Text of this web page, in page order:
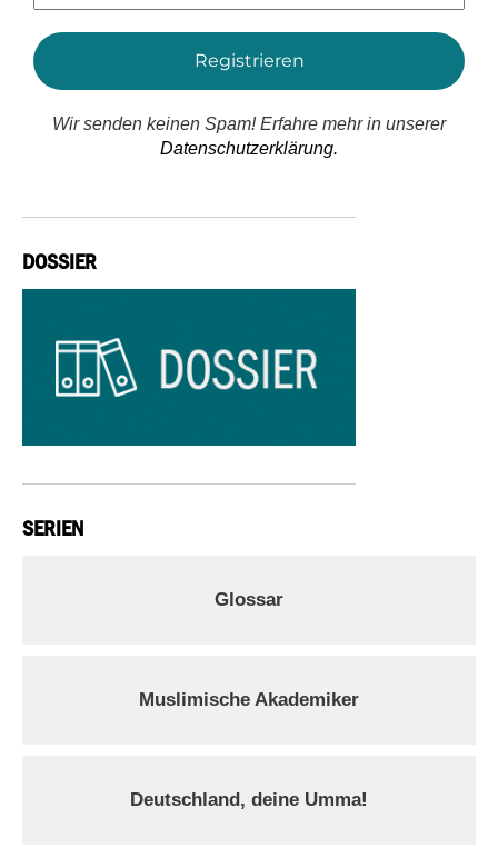
*
Wir senden keinen Spam! Erfahre mehr in unserer
Datenschutzerklärung.
DOSSIER
SERIEN
Glossar
Muslimische Akademiker
Deutschland, deine Umma!